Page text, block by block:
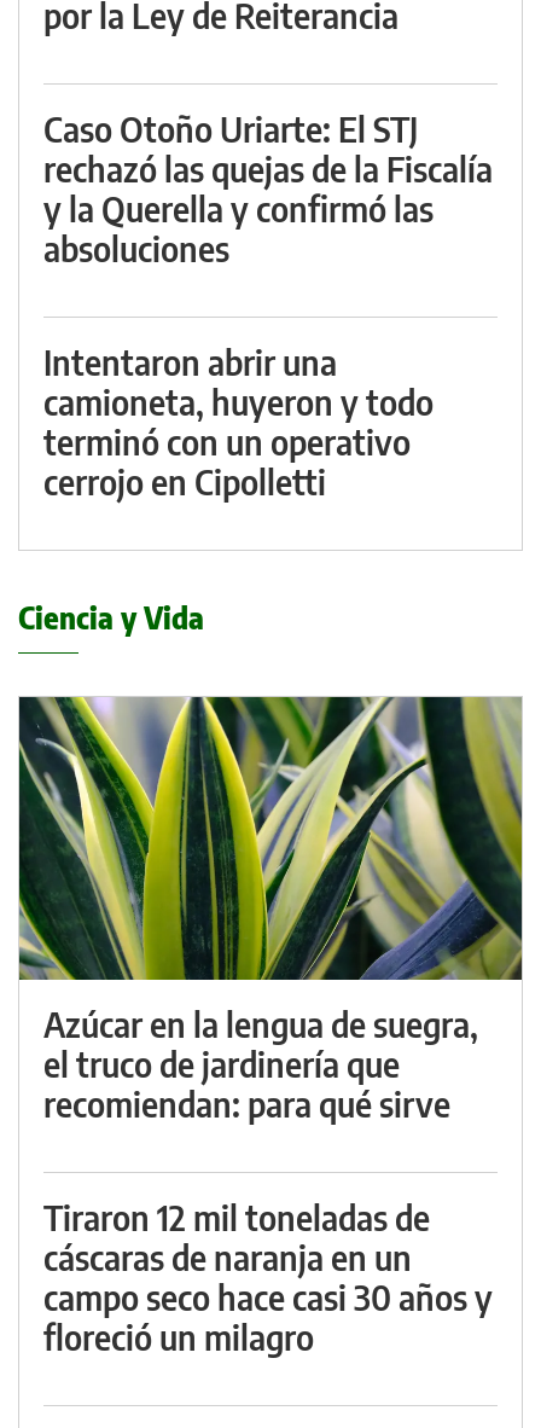
por la Ley de Reiterancia
Caso Otoño Uriarte: El STJ
rechazó las quejas de la Fiscalía
y la Querella y confirmó las
absoluciones
Intentaron abrir una
camioneta, huyeron y todo
terminó con un operativo
cerrojo en Cipolletti
Ciencia y Vida
Azúcar en la lengua de suegra,
el truco de jardinería que
recomiendan: para qué sirve
Tiraron 12 mil toneladas de
cáscaras de naranja en un
campo seco hace casi 30 años y
floreció un milagro